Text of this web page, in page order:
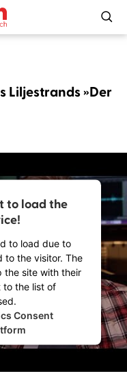
Liljestrands »Der
to load the
to load due to
to the visitor. The
the site with their
to the list of
Consent